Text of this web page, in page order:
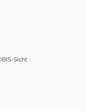
Sicht